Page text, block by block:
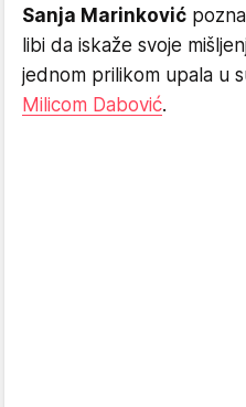
Sanja Marinković
libi da iskaže svoje
jednom prilikom upala u
Milicom Dabović.